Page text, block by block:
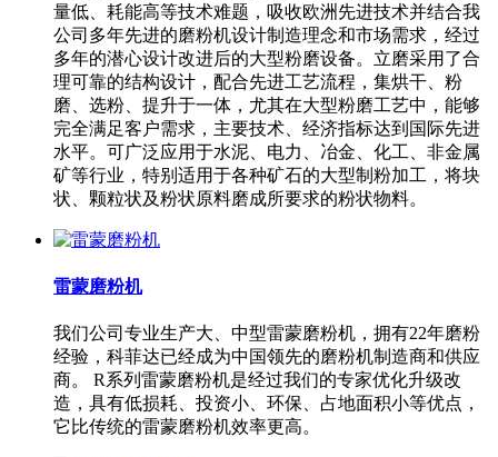
量低、耗能高等技术难题，吸收欧洲先进技术并结合我
公司多年先进的磨粉机设计制造理念和市场需求，经过
多年的潜心设计改进后的大型粉磨设备。立磨采用了合
理可靠的结构设计，配合先进工艺流程，集烘干、粉
磨、选粉、提升于一体，尤其在大型粉磨工艺中，能够
完全满足客户需求，主要技术、经济指标达到国际先进
水平。可广泛应用于水泥、电力、冶金、化工、非金属
矿等行业，特别适用于各种矿石的大型制粉加工，将块
状、颗粒状及粉状原料磨成所要求的粉状物料。
雷蒙磨粉机
我们公司专业生产大、中型雷蒙磨粉机，拥有22年磨粉
经验，科菲达已经成为中国领先的磨粉机制造商和供应
商。 R系列雷蒙磨粉机是经过我们的专家优化升级改
造，具有低损耗、投资小、环保、占地面积小等优点，
它比传统的雷蒙磨粉机效率更高。